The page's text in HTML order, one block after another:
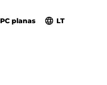
PC planas LT